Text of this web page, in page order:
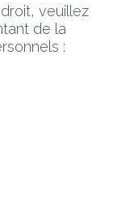
veuillez
de la
: